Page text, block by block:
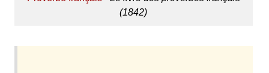
(1842)